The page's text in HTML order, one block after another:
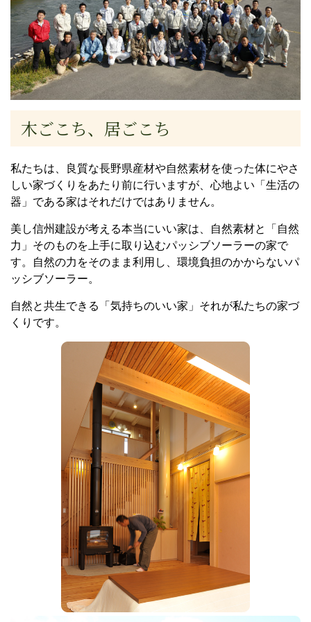
木ごこち、居ごこち
私たちは、良質な長野県産材や自然素材を使った体にやさ
しい家づくりをあたり前に行いますが、心地よい「生活の
器」である家はそれだけではありません。
美し信州建設が考える本当にいい家は、自然素材と「自然
力」そのものを上手に取り込むパッシブソーラーの家で
す。自然の力をそのまま利用し、環境負担のかからないパ
ッシブソーラー。
自然と共生できる「気持ちのいい家」それが私たちの家づ
くりです。